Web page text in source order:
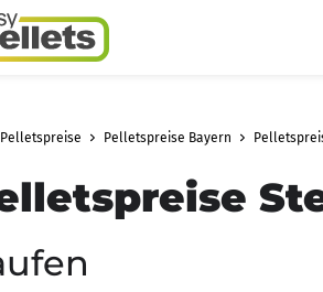
Pelletspreise Pelletspreise Bayern